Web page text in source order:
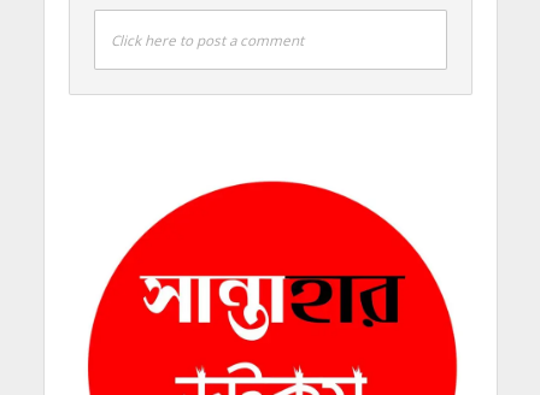
Click here to post a comment